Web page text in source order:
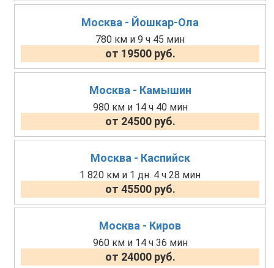
Москва - Йошкар-Ола
780 км и 9 ч 45 мин
от 19500 руб.
Москва - Камышин
980 км и 14 ч 40 мин
от 24500 руб.
Москва - Каспийск
1 820 км и 1 дн. 4 ч 28 мин
от 45500 руб.
Москва - Киров
960 км и 14 ч 36 мин
от 24000 руб.